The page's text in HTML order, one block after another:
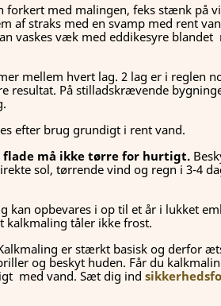
forkert med malingen, feks stænk på
af straks med en svamp med rent
vaskes væk med eddikesyre blandet
mellem hvert lag. 2 lag er i reglen
resultat. På stilladskrævende
efter brug grundigt i rent vand.
flade må ikke tørre for hurtigt.
sol, tørrende vind og regn i 3-4
kan opbevares i op til et år i lukket
kalkmaling tåler ikke frost.
er stærkt basisk og derfor
og beskyt huden. Får du
med vand. Sæt dig ind